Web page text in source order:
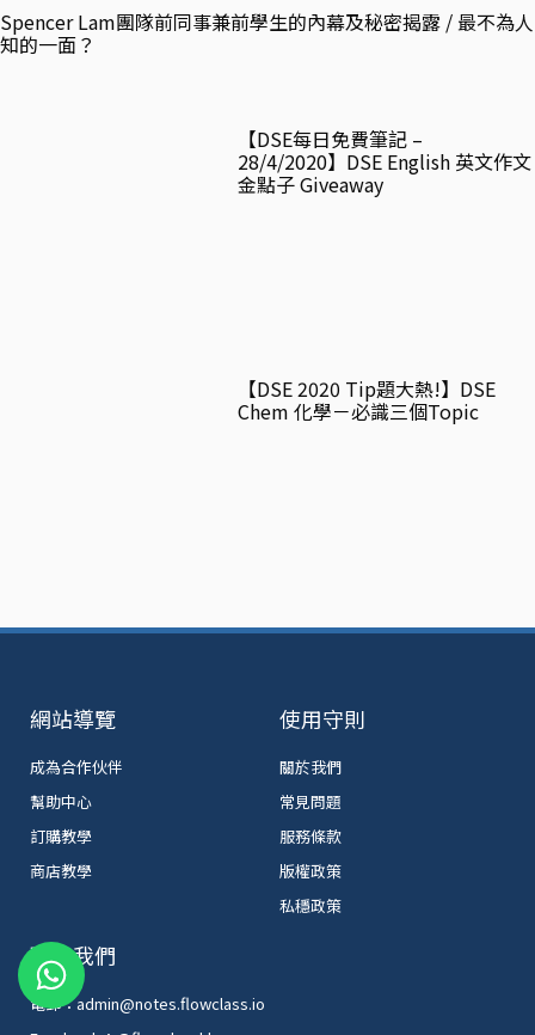
Spencer Lam團隊前同事兼前學生的內幕及秘密揭露 / 最不為人
知的一面？
【DSE每日免費筆記 –
28/4/2020】DSE English 英文作文
金點子 Giveaway
【DSE 2020 Tip題大熱!】DSE
Chem 化學－必識三個Topic
網站導覽
成為合作伙伴
幫助中心
訂購教學
商店教學
使用守則
關於我們
常見問題
服務條款
版權政策
私穩政策
聯絡我們
電郵：admin@notes.flowclass.io
W
h
a